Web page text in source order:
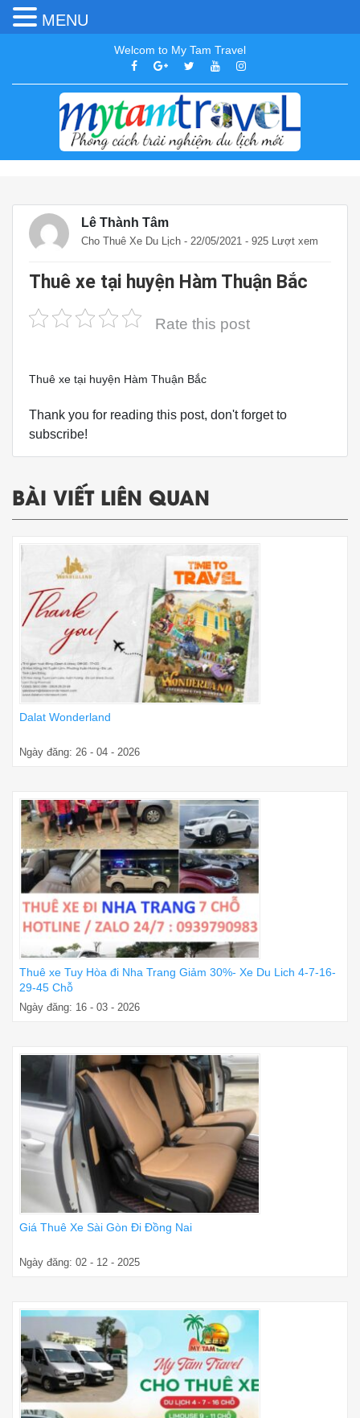
Welcom to My Tam Travel
Lê Thành Tâm
Cho Thuê Xe Du Lịch - 22/05/2021 - 925 Lượt xem
Thuê xe tại huyện Hàm Thuận Bắc
Rate this post
Thuê xe tại huyện Hàm Thuận Bắc
Thank you for reading this post, don't forget to
subscribe!
BÀI VIẾT LIÊN QUAN
Dalat Wonderland
Ngày đăng: 26 - 04 - 2026
Thuê xe Tuy Hòa đi Nha Trang Giảm 30%- Xe Du Lich 4-7-16-
29-45 Chỗ
Ngày đăng: 16 - 03 - 2026
Giá Thuê Xe Sài Gòn Đi Đồng Nai
Ngày đăng: 02 - 12 - 2025
MENU